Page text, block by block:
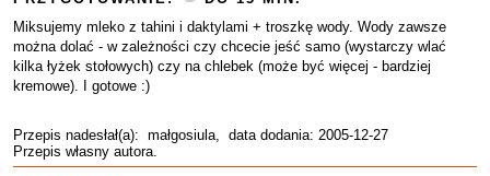
Miksujemy mleko z tahini i daktylami + troszkę wody. Wody zawsze
można dolać - w zależności czy chcecie jeść samo (wystarczy wlać
kilka łyżek stołowych) czy na chlebek (może być więcej - bardziej
kremowe). I gotowe :)
Przepis nadesłał(a): małgosiula, data dodania: 2005-12-27
Przepis własny autora.